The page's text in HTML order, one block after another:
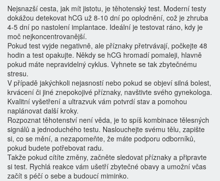
Nejsnazší cesta, jak mít jistotu, je těhotenský test. Moderní testy
dokážou detekovat hCG už 8‑10 dní po oplodnění, což je zhruba
4‑5 dní po nastolení implantace. Ideální je testovat ráno, kdy je
moč nejkoncentrovanější.
Pokud test vyjde negativně, ale příznaky přetrvávají, počkejte 48
hodin a test opakujte. Někdy se hCG hromadí pomaleji, hlavně
pokud máte nepravidelný cyklus. Vyhnete se tak zbytečnému
stresu.
V případě jakýchkoli nejasností nebo pokud se objeví silná bolest,
krvácení či jiné znepokojivé příznaky, navštivte svého gynekologa.
Kvalitní vyšetření a ultrazvuk vám potvrdí stav a pomohou
naplánovat další kroky.
Rozpoznat těhotenství není věda, je to spíš kombinace tělesných
signálů a jednoduchého testu. Naslouchejte svému tělu, zapište
si, co se mění, a nezapomeňte, že máte podporu odborníků,
pokud budete potřebovat radu.
Takže pokud cítíte změny, začněte sledovat příznaky a připravte
si test. Rychlá reakce vám ušetří zbytečné obavy a umožní včas
začít s péčí o sebe a budoucí miminko.